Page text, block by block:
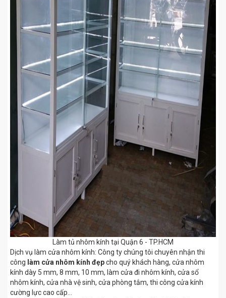
Làm tủ nhôm kính tại Quận 6 - TP.HCM
Dịch vụ làm cửa nhôm kính: Công ty chúng tôi chuyên nhận thi
công làm cửa nhôm kính đẹpcho quý khách hàng, cửa nhôm
kính dày 5 mm, 8 mm, 10 mm, làm cửa đi nhôm kính, cửa sổ
nhôm kính, cửa nhà vệ sinh, cửa phòng tắm, thi công cửa kính
cường lực cao cấp…